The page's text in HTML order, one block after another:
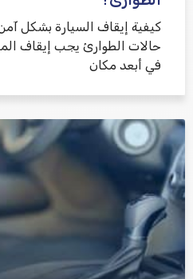
كيفية إيقاف السيارة بشكل
حالات الطوارئ يجب إيقاف
في أبعد مكان